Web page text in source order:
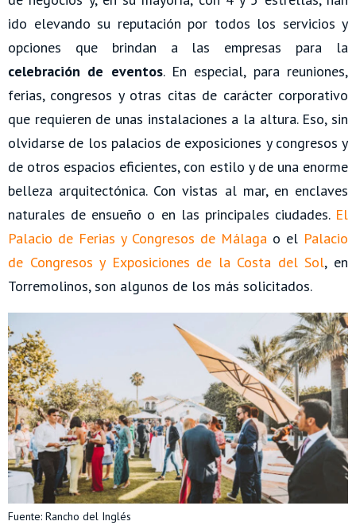
ido elevando su reputación por todos los servicios y
opciones que brindan a las empresas para la
celebración de eventos. En especial, para reuniones,
ferias, congresos y otras citas de carácter corporativo
que requieren de unas instalaciones a la altura. Eso, sin
olvidarse de los palacios de exposiciones y congresos y
de otros espacios eficientes, con estilo y de una enorme
belleza arquitectónica. Con vistas al mar, en enclaves
naturales de ensueño o en las principales ciudades. El
Palacio de Ferias y Congresos de Málaga o el Palacio
de Congresos y Exposiciones de la Costa del Sol, en
Torremolinos, son algunos de los más solicitados.
Fuente: Rancho del Inglés